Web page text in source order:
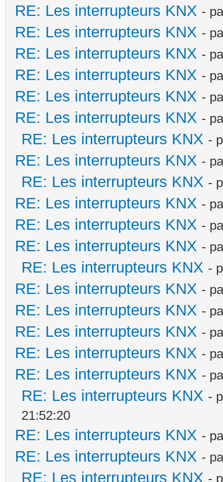
RE: Les interrupteurs KNX -
RE: Les interrupteurs KNX -
RE: Les interrupteurs KNX -
RE: Les interrupteurs KNX -
RE: Les interrupteurs KNX -
RE: Les interrupteurs KNX -
RE: Les interrupteurs KNX -
RE: Les interrupteurs KNX -
RE: Les interrupteurs KNX -
RE: Les interrupteurs KNX -
RE: Les interrupteurs KNX -
RE: Les interrupteurs KNX -
RE: Les interrupteurs KNX -
RE: Les interrupteurs KNX -
RE: Les interrupteurs KNX -
RE: Les interrupteurs KNX -
RE: Les interrupteurs KNX -
RE: Les interrupteurs KNX -
RE: Les interrupteurs KNX -
21:52:20
RE: Les interrupteurs KNX -
RE: Les interrupteurs KNX -
RE: Les interrupteurs KNX -